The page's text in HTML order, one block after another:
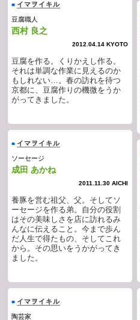
■ イマヲイキル
豆腐職人
西村 良之
2012.04.14 KYOTO
豆腐を作る。くりかえし作る。
それは単調な作業に見えるのか
もしれない…。春の訪れを待つ
京都に、豆腐作りの機微をうか
がってきました。
■ イマヲイキル
ソーセージ
成田 あかね
2011.11.30 AICHI
養豚を営む祖父、父。そしてソ
ーセージを作る弟。自分の役割
はその美味しさを店に訪れるみ
んなに伝えること。今まで歩ん
だ人生で得たもの、そしてこれ
から。その思いをうかがってき
ました。
■ イマヲイキル
陶芸家